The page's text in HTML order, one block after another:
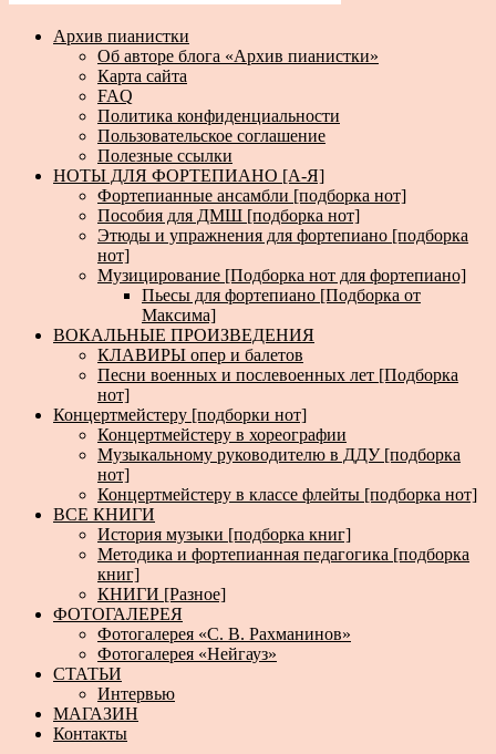
Архив пианистки
Об авторе блога «Архив пианистки»
Карта сайта
FAQ
Политика конфиденциальности
Пользовательское соглашение
Полезные ссылки
НОТЫ ДЛЯ ФОРТЕПИАНО [А-Я]
Фортепианные ансамбли [подборка нот]
Пособия для ДМШ [подборка нот]
Этюды и упражнения для фортепиано [подборка
нот]
Музицирование [Подборка нот для фортепиано]
Пьесы для фортепиано [Подборка от
Максима]
ВОКАЛЬНЫЕ ПРОИЗВЕДЕНИЯ
КЛАВИРЫ опер и балетов
Песни военных и послевоенных лет [Подборка
нот]
Концертмейстеру [подборки нот]
Концертмейстеру в хореографии
Музыкальному руководителю в ДДУ [подборка
нот]
Концертмейстеру в классе флейты [подборка нот]
ВСЕ КНИГИ
История музыки [подборка книг]
Методика и фортепианная педагогика [подборка
книг]
КНИГИ [Разное]
ФОТОГАЛЕРЕЯ
Фотогалерея «С. В. Рахманинов»
Фотогалерея «Нейгауз»
СТАТЬИ
Интервью
МАГАЗИН
Контакты